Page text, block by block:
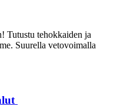
Tutustu tehokkaiden ja
Suurella vetovoimalla